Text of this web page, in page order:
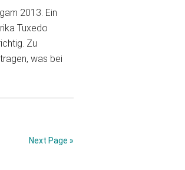
2013. Ein
Tuxedo
Zu
was bei
Next Page »